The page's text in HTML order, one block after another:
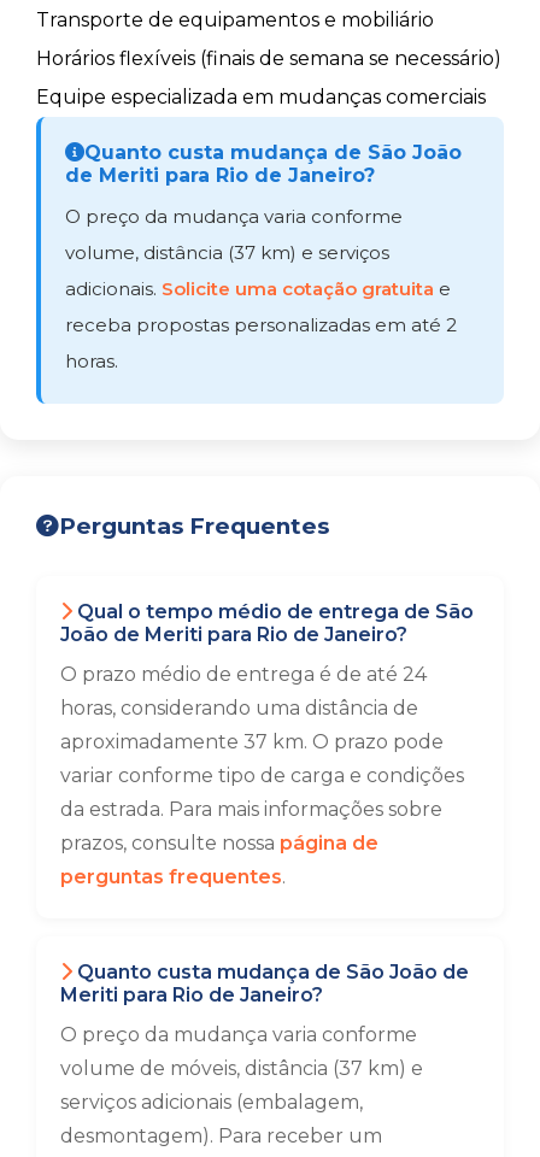
Transporte de equipamentos e mobiliário
Horários flexíveis (finais de semana se necessário)
Equipe especializada em mudanças comerciais
Quanto custa mudança de São João
de Meriti para Rio de Janeiro?
O preço da mudança varia conforme
volume, distância (37 km) e serviços
adicionais. Solicite uma cotação gratuita e
receba propostas personalizadas em até 2
horas.
Perguntas Frequentes
Qual o tempo médio de entrega de São
João de Meriti para Rio de Janeiro?
O prazo médio de entrega é de até 24
horas, considerando uma distância de
aproximadamente 37 km. O prazo pode
variar conforme tipo de carga e condições
da estrada. Para mais informações sobre
prazos, consulte nossa página de
perguntas frequentes.
Quanto custa mudança de São João de
Meriti para Rio de Janeiro?
O preço da mudança varia conforme
volume de móveis, distância (37 km) e
serviços adicionais (embalagem,
desmontagem). Para receber um